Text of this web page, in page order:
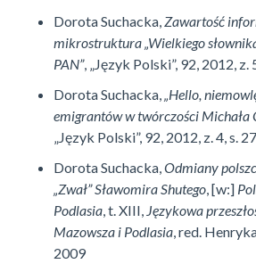
Dorota Suchacka, Zawartość
mikrostruktura „Wielkiego
PAN”, „Język Polski”, 92, 2012, z.
Dorota Suchacka,
„Hello,
emigrantów w twórczości Michała
„Język Polski”, 92, 2012, z. 4, s.
Dorota Suchacka, Odmiany
„Zwał” Sławomira Shutego , [w:]
Podlasia , t. XIII, Językowa
Mazowsza i Podlasia , red.
2009